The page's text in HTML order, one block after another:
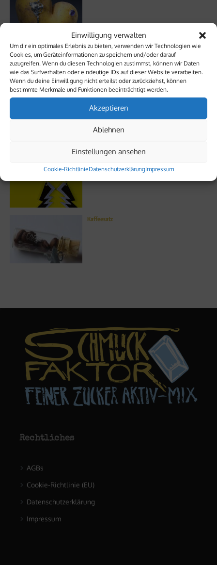
Einwilligung verwalten
Um dir ein optimales Erlebnis zu bieten, verwenden wir Technologien wie
Cookies, um Geräteinformationen zu speichern und/oder darauf
zuzugreifen. Wenn du diesen Technologien zustimmst, können wir Daten
wie das Surfverhalten oder eindeutige IDs auf dieser Website verarbeiten.
Wenn du deine Einwilligung nicht erteilst oder zurückziehst, können
bestimmte Merkmale und Funktionen beeinträchtigt werden.
Akzeptieren
Ablehnen
Einstellungen ansehen
Cookie-RichtlinieDatenschutzerklärungImpressum
Die Perfektion des Unvollkommenen
Kaffeesatz
Rechtliches
AGBs
Cookie-Richtlinie (EU)
Datenschutzerklärung
Impressum